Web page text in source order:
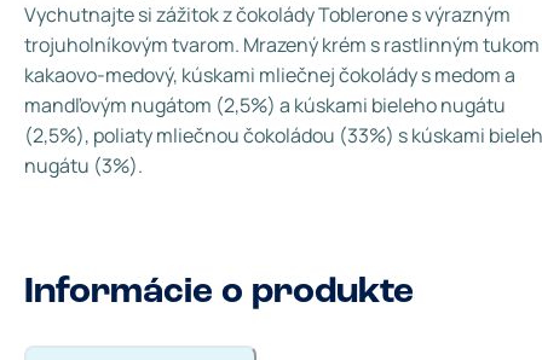
Vychutnajte si zážitok z čokolády Toblerone s výrazným
trojuholníkovým tvarom. Mrazený krém s rastlinným tukom
kakaovo-medový, kúskami mliečnej čokolády s medom a
mandľovým nugátom (2,5%) a kúskami bieleho nugátu
(2,5%), poliaty mliečnou čokoládou (33%) s kúskami
nugátu (3%).
Informácie o produkte